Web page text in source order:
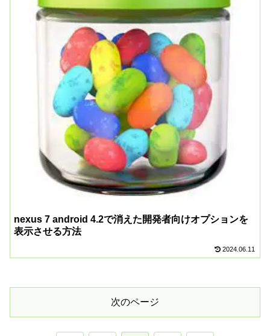
nexus 7 android 4.2で消えた開発者向けオプションを
表示させる方法
2024.06.11
次のページ